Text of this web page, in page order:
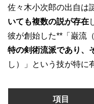
佐々木小次郎の出自は
いても複数の説が存在
彼が創始した**「巌流
特の剣術流派であり、
し）」という技が特に
項目